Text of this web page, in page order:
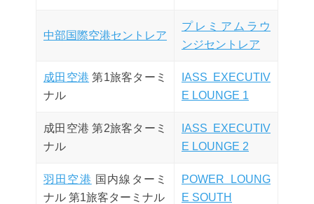
中部国際空港セントレア
プレミアムラウ
ンジセントレア
成田空港 第1旅客ターミ
ナル
IASS EXECUTIV
E LOUNGE 1
成田空港 第2旅客ターミ
ナル
IASS EXECUTIV
E LOUNGE 2
羽田空港 国内線ターミ
ナル 第1旅客ターミナル
POWER LOUNG
E SOUTH